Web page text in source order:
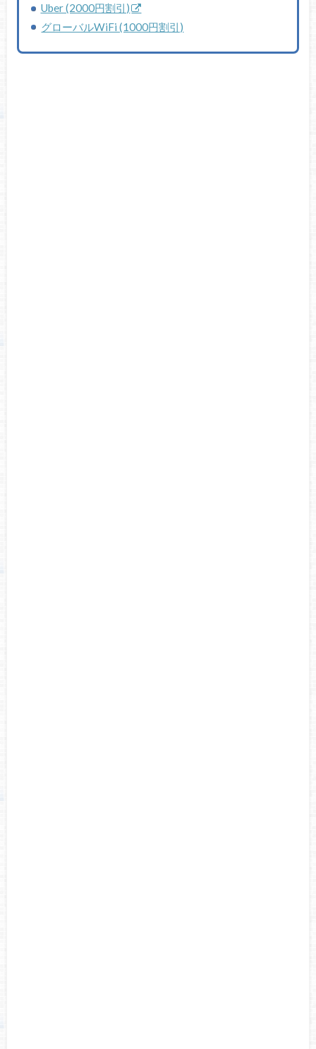
Uber (2000円割引)
グローバルWiFi (1000円割引)